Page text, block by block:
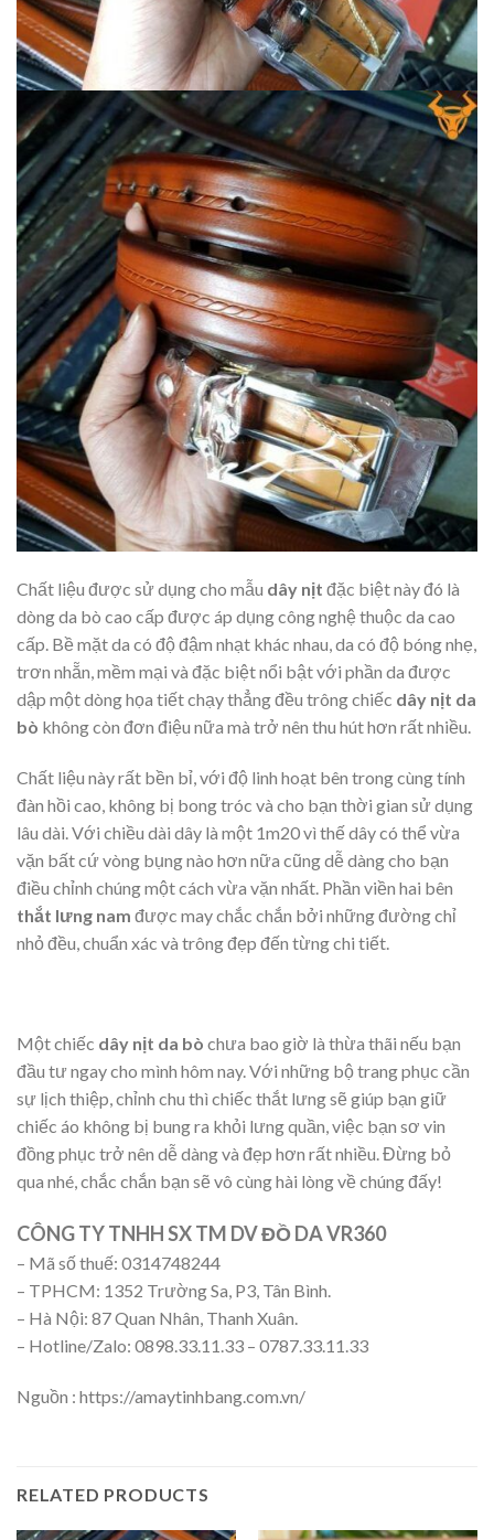
Chất liệu được sử dụng cho mẫu dây nịt đặc biệt này đó là
dòng da bò cao cấp được áp dụng công nghệ thuộc da cao
cấp. Bề mặt da có độ đậm nhạt khác nhau, da có độ bóng nhẹ,
trơn nhẵn, mềm mại và đặc biệt nổi bật với phần da được
dập một dòng họa tiết chạy thẳng đều trông chiếc dây nịt da
bò không còn đơn điệu nữa mà trở nên thu hút hơn rất nhiều.
Chất liệu này rất bền bỉ, với độ linh hoạt bên trong cùng tính
đàn hồi cao, không bị bong tróc và cho bạn thời gian sử dụng
lâu dài. Với chiều dài dây là một 1m20 vì thế dây có thể vừa
vặn bất cứ vòng bụng nào hơn nữa cũng dễ dàng cho bạn
điều chỉnh chúng một cách vừa vặn nhất. Phần viền hai bên
thắt lưng nam được may chắc chắn bởi những đường chỉ
nhỏ đều, chuẩn xác và trông đẹp đến từng chi tiết.
Một chiếc dây nịt da bò chưa bao giờ là thừa thãi nếu bạn
đầu tư ngay cho mình hôm nay. Với những bộ trang phục cần
sự lịch thiệp, chỉnh chu thì chiếc thắt lưng sẽ giúp bạn giữ
chiếc áo không bị bung ra khỏi lưng quần, việc bạn sơ vin
đồng phục trở nên dễ dàng và đẹp hơn rất nhiều. Đừng bỏ
qua nhé, chắc chắn bạn sẽ vô cùng hài lòng về chúng đấy!
CÔNG TY TNHH SX TM DV ĐỒ DA VR360
– Mã số thuế: 0314748244
– TPHCM: 1352 Trường Sa, P3, Tân Bình.
– Hà Nội: 87 Quan Nhân, Thanh Xuân.
– Hotline/Zalo: 0898.33.11.33 – 0787.33.11.33
Nguồn : https://amaytinhbang.com.vn/
RELATED PRODUCTS